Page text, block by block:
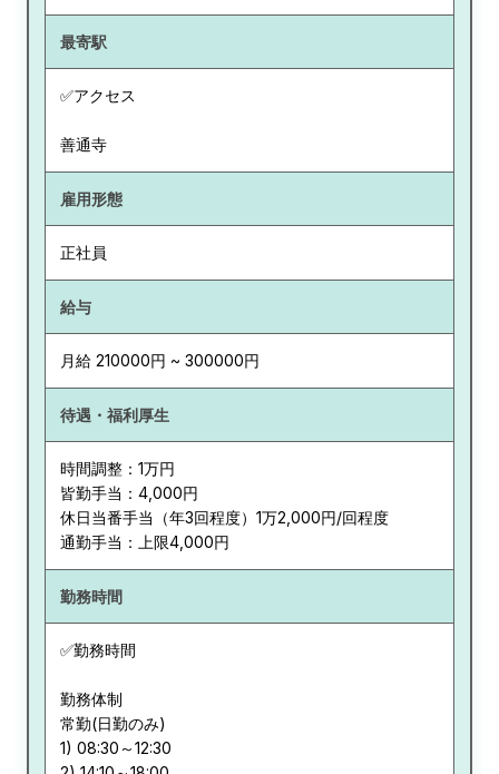
最寄駅
✅アクセス
善通寺
雇用形態
正社員
給与
月給 210000円 ~ 300000円
待遇・福利厚生
時間調整：1万円
皆勤手当：4,000円
休日当番手当（年3回程度）1万2,000円/回程度
通勤手当：上限4,000円
勤務時間
✅勤務時間
勤務体制
常勤(日勤のみ)
1) 08:30～12:30